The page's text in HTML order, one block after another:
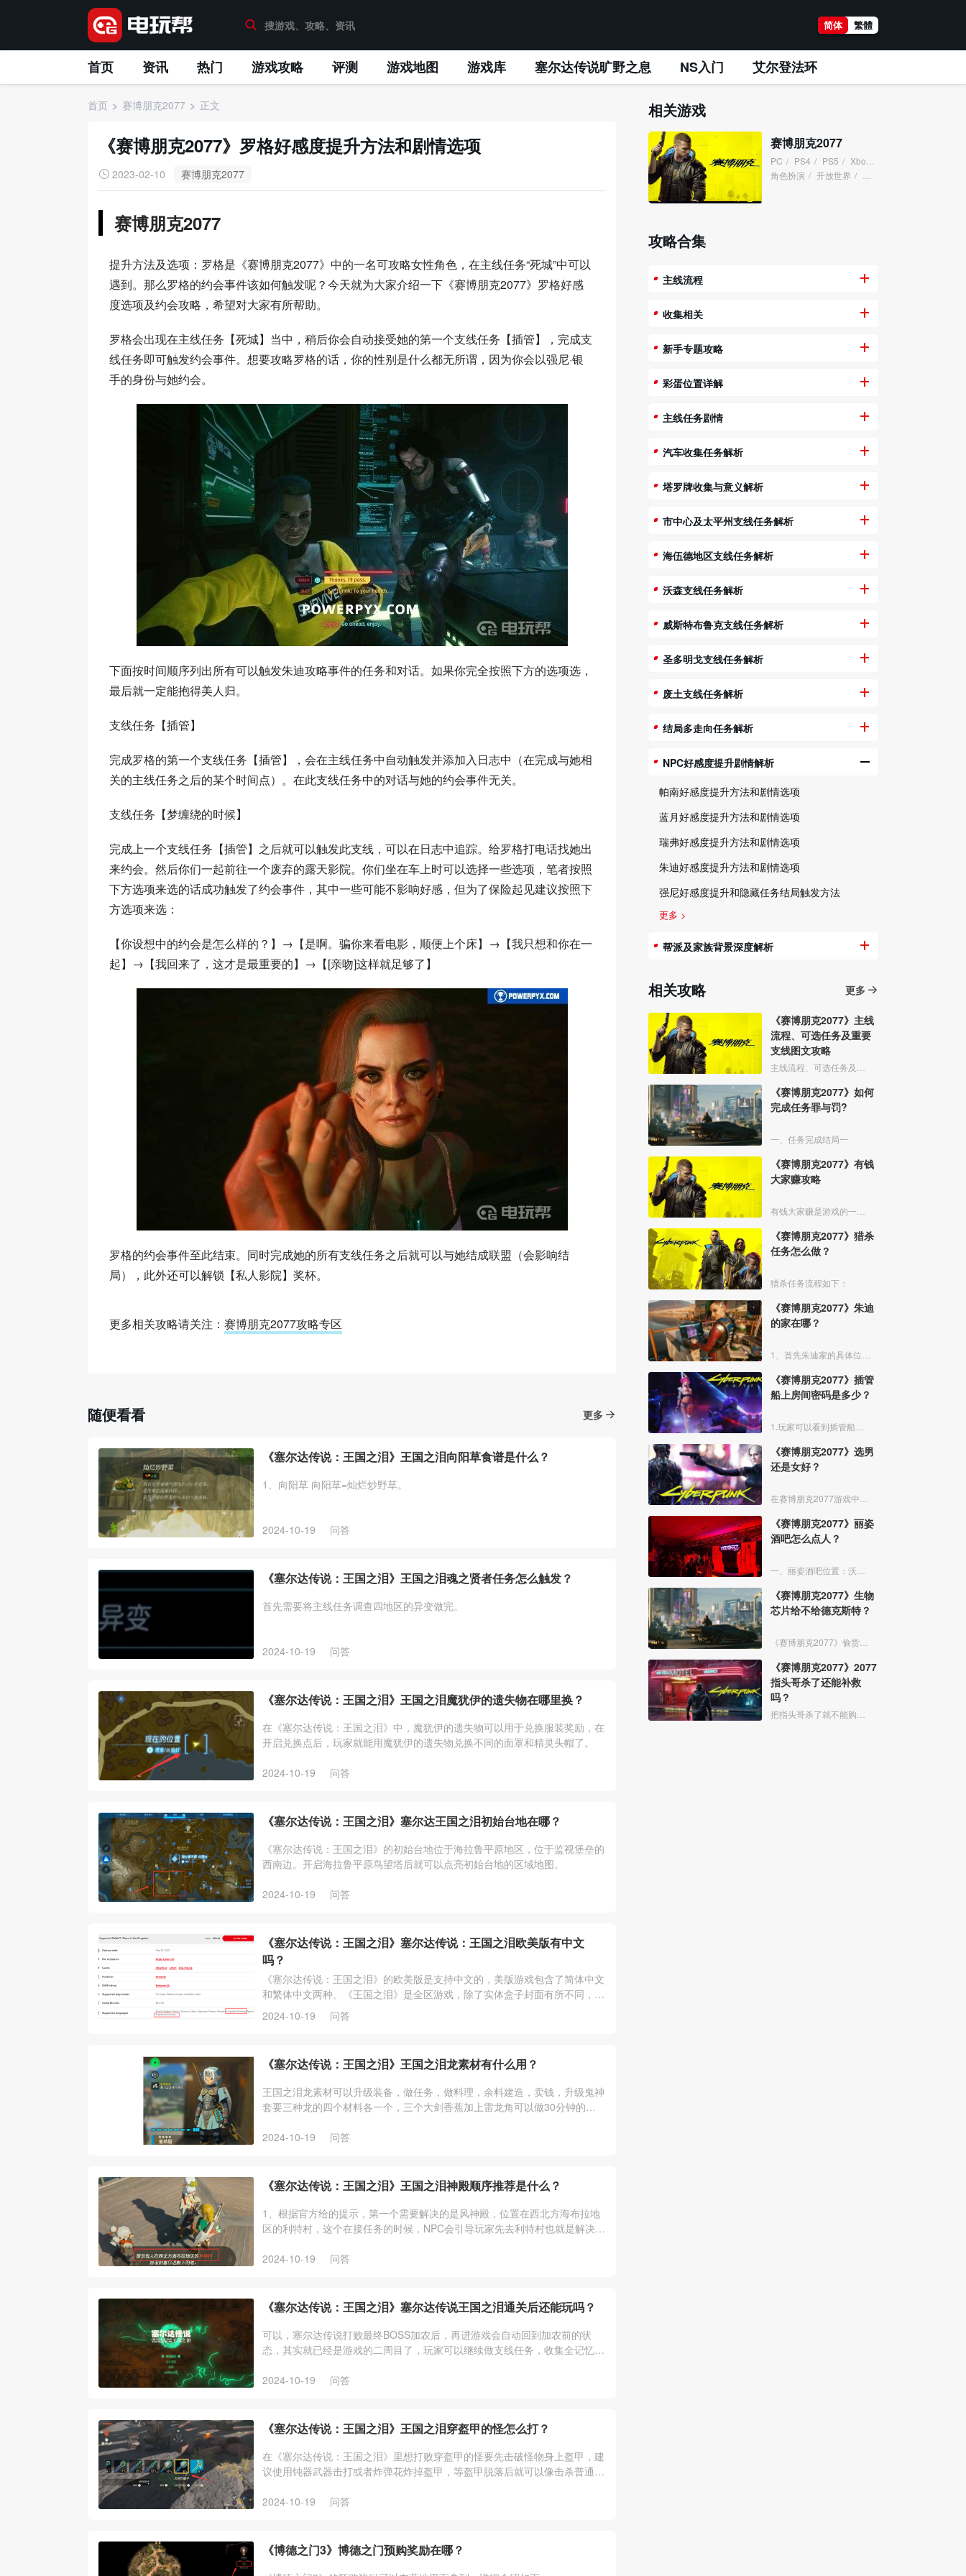
简体 繁體
首页 资讯 热门 游戏攻略 评测 游戏地图 游戏库 塞尔达传说旷野之息 NS入门 艾尔登法环
首页 赛博朋克2077 正文
《赛博朋克2077》罗格好感度提升方法和剧情选项
2023-02-10 赛博朋克2077
赛博朋克2077
提升方法及选项：罗格是《赛博朋克2077》中的一名可攻略女性角色，在主线任务“死城”中可以
遇到。那么罗格的约会事件该如何触发呢？今天就为大家介绍一下《赛博朋克2077》罗格好感
度选项及约会攻略，希望对大家有所帮助。
罗格会出现在主线任务【死城】当中，稍后你会自动接受她的第一个支线任务【插管】，完成支
线任务即可触发约会事件。想要攻略罗格的话，你的性别是什么都无所谓，因为你会以强尼·银
手的身份与她约会。
下面按时间顺序列出所有可以触发朱迪攻略事件的任务和对话。如果你完全按照下方的选项选，
最后就一定能抱得美人归。
支线任务【插管】
完成罗格的第一个支线任务【插管】，会在主线任务中自动触发并添加入日志中（在完成与她相
关的主线任务之后的某个时间点）。在此支线任务中的对话与她的约会事件无关。
支线任务【梦缠绕的时候】
完成上一个支线任务【插管】之后就可以触发此支线，可以在日志中追踪。给罗格打电话找她出
来约会。然后你们一起前往一个废弃的露天影院。你们坐在车上时可以选择一些选项，笔者按照
下方选项来选的话成功触发了约会事件，其中一些可能不影响好感，但为了保险起见建议按照下
方选项来选：
【你设想中的约会是怎么样的？】→【是啊。骗你来看电影，顺便上个床】→【我只想和你在一
起】→【我回来了，这才是最重要的】→【[亲吻]这样就足够了】
罗格的约会事件至此结束。同时完成她的所有支线任务之后就可以与她结成联盟（会影响结
局），此外还可以解锁【私人影院】奖杯。
更多相关攻略请关注： 赛博朋克2077攻略专区
随便看看 更多
《塞尔达传说：王国之泪》王国之泪向阳草食谱是什么？
1、向阳草 向阳草=灿烂炒野草。
2024-10-19 问答
《塞尔达传说：王国之泪》王国之泪魂之贤者任务怎么触发？
首先需要将主线任务调查四地区的异变做完。
2024-10-19 问答
《塞尔达传说：王国之泪》王国之泪魔犹伊的遗失物在哪里换？
在《塞尔达传说：王国之泪》中，魔犹伊的遗失物可以用于兑换服装奖励，在
开启兑换点后，玩家就能用魔犹伊的遗失物兑换不同的面罩和精灵头帽了。
2024-10-19 问答
《塞尔达传说：王国之泪》塞尔达王国之泪初始台地在哪？
《塞尔达传说：王国之泪》的初始台地位于海拉鲁平原地区，位于监视堡垒的
西南边。开启海拉鲁平原鸟望塔后就可以点亮初始台地的区域地图。
2024-10-19 问答
《塞尔达传说：王国之泪》塞尔达传说：王国之泪欧美版有中文
吗？
《塞尔达传说：王国之泪》的欧美版是支持中文的，美版游戏包含了简体中文
和繁体中文两种。《王国之泪》是全区游戏，除了实体盒子封面有所不同，游
戏内容都是一样的，任意版本都支持中文。
2024-10-19 问答
《塞尔达传说：王国之泪》王国之泪龙素材有什么用？
王国之泪龙素材可以升级装备，做任务，做料理，余料建造，卖钱，升级鬼神
套要三种龙的四个材料各一个，三个大剑香蕉加上雷龙角可以做30分钟的三
2024-10-19
问答
《塞尔达传说：王国之泪》王国之泪神殿顺序推荐是什么？
1、根据官方给的提示，第一个需要解决的是风神殿，位置在西北方海布拉地
区的利特村，这个在接任务的时候，NPC会引导玩家先去利特村也就是解决风
2024-10-19
问答
《塞尔达传说：王国之泪》塞尔达传说王国之泪通关后还能玩吗？
可以，塞尔达传说打败最终BOSS加农后，再进游戏会自动回到加农前的状
态，其实就已经是游戏的二周目了，玩家可以继续做支线任务，收集全记忆、
2024-10-19
问答
《塞尔达传说：王国之泪》王国之泪穿盔甲的怪怎么打？
在《塞尔达传说：王国之泪》里想打败穿盔甲的怪要先击破怪物身上盔甲，建
议使用钝器武器击打或者炸弹花炸掉盔甲，等盔甲脱落后就可以像击杀普通怪
2024-10-19
问答
《博德之门3》博德之门预购奖励在哪？
相关游戏
赛博朋克2077
PC / PS4 / PS5 / XboxOne
角色扮演 / 开放世界 /
攻略合集
主线流程
收集相关
新手专题攻略
彩蛋位置详解
主线任务剧情
汽车收集任务解析
塔罗牌收集与意义解析
市中心及太平州支线任务解析
海伍德地区支线任务解析
沃森支线任务解析
威斯特布鲁克支线任务解析
圣多明戈支线任务解析
废土支线任务解析
结局多走向任务解析
NPC好感度提升剧情解析
帕南好感度提升方法和剧情选项
蓝月好感度提升方法和剧情选项
瑞弗好感度提升方法和剧情选项
朱迪好感度提升方法和剧情选项
强尼好感度提升和隐藏任务结局触发方法
更多 >
帮派及家族背景深度解析
相关攻略 更多
《赛博朋克2077》主线
流程、可选任务及重要
支线图文攻略
《赛博朋克2077》如何
完成任务罪与罚?
一、任务完成结局一
《赛博朋克2077》有钱
大家赚攻略
《赛博朋克2077》猎杀
任务怎么做？
猎杀任务流程如下：
《赛博朋克2077》朱迪
的家在哪？
《赛博朋克2077》插管
船上房间密码是多少？
《赛博朋克2077》选男
还是女好？
《赛博朋克2077》丽姿
酒吧怎么点人？
《赛博朋克2077》生物
芯片给不给德克斯特？
《赛博朋克2077》2077
指头哥杀了还能补救
吗？